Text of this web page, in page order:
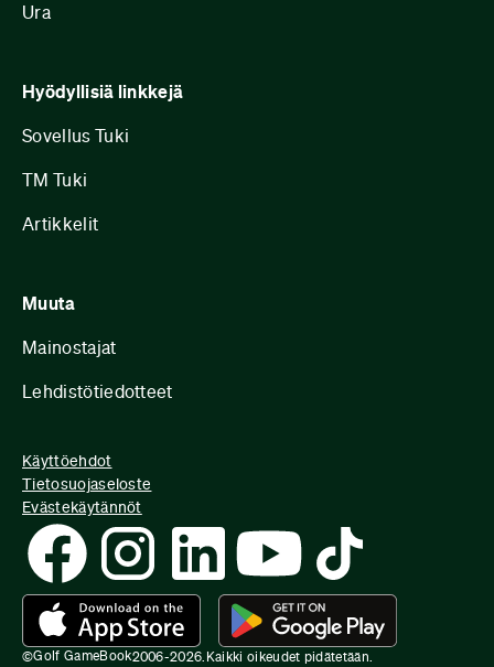
Ura
Hyödyllisiä linkkejä
Sovellus Tuki
TM Tuki
Artikkelit
Muuta
Mainostajat
Lehdistötiedotteet
©Golf GameBook2006-2026. Kaikki oikeudet pidätetään.
Käyttöehdot
Tietosuojaseloste
Evästekäytännöt